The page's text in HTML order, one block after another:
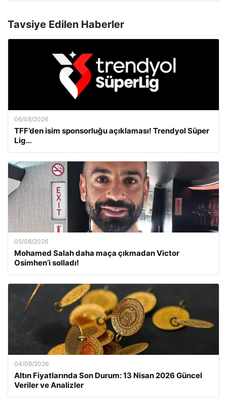
Tavsiye Edilen Haberler
06/08/2026
TFF’den isim sponsorluğu açıklaması! Trendyol Süper
Lig…
05/08/2026
Mohamed Salah daha maça çıkmadan Victor
Osimhen’i solladı!
04/08/2026
Altın Fiyatlarında Son Durum: 13 Nisan 2026 Güncel
Veriler ve Analizler